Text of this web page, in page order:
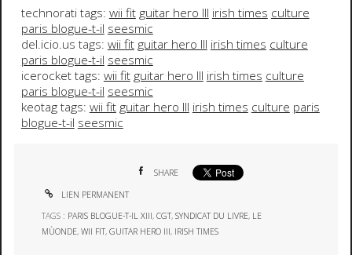
technorati tags: wii fit guitar hero III irish times culture
paris blogue-t-il seesmic
del.icio.us tags: wii fit guitar hero III irish times culture
paris blogue-t-il seesmic
icerocket tags: wii fit guitar hero III irish times culture
paris blogue-t-il seesmic
keotag tags: wii fit guitar hero III irish times culture paris
blogue-t-il seesmic
SHARE
LIEN PERMANENT
TAGS : PARIS BLOGUE-T-IL XIII,CGT,SYNDICAT DU LIVRE, LE
MÙONDE,WII FIT,GUITAR HERO III, IRISH TIMES